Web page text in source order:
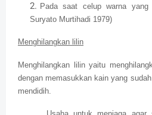
Pada saat celup warna
Suryato Murtihadi 1979)
Menghilangkan lilin
Menghilangkan lilin yaitu
dengan memasukkan kain yang
mendidih.